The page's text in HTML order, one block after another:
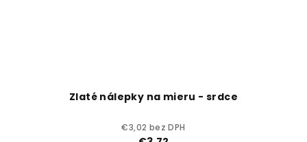
Zlaté nálepky na mieru - srdce
€3,02 bez DPH